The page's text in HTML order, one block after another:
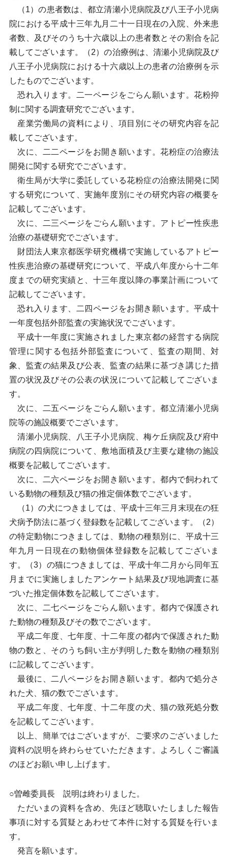
（1）の患者数は、都立清瀬小児病院及び八王子小児病
院における平成十三年九月二十一日現在の入院、外来患
者数、及びそのうち十六歳以上の患者数とその割合を記
載してございます。（2）の治療例は、清瀬小児病院及び
八王子小児病院における十六歳以上の患者の治療例を示
したものでございます。
恐れ入ります。二一ページをごらん願います。花粉抑
制に関する調査研究でございます。
産業労働局の資料により、項目別にその研究内容を記
載してございます。
次に、二二ページをお開き願います。花粉症の治療法
開発に関する研究でございます。
衛生局が大学に委託している花粉症の治療法開発に関
する研究について、実施年度別にその研究内容の概要を
記載してございます。
次に、二三ページをごらん願います。アトピー性疾患
治療の基礎研究でございます。
財団法人東京都医学研究機構で実施しているアトピー
性疾患治療の基礎研究について、平成八年度から十二年
度までの研究実績と、十三年度以降の事業計画について
記載してございます。
恐れ入ります、二四ページをお開き願います。平成十
一年度包括外部監査の実施状況でございます。
平成十一年度に実施されました東京都の経営する病院
管理に関する包括外部監査について、監査の期間、対
象、監査の結果及び公表、監査の結果に基づき講じた措
置の状況及びその公表の状況について記載してございま
す。
次に、二五ページをごらん願います。都立清瀬小児病
院等の施設概要でございます。
清瀬小児病院、八王子小児病院、梅ケ丘病院及び府中
病院の四病院について、敷地面積及び主要な建物の施設
概要を記載してございます。
次に、二六ページをお開き願います。都内で飼われて
いる動物の種類及び猫の推定個体数でございます。
（1）の犬につきましては、平成十三年三月末現在の狂
犬病予防法に基づく登録数を記載してございます。（2）
の特定動物につきましては、動物の種類別に、平成十三
年九月一日現在の動物個体登録数を記載してございま
す。（3）の猫につきましては、平成十年二月から同年五
月までに実施しましたアンケート結果及び現地調査に基
づいた推定個体数を記載してございます。
次に、二七ページをごらん願います。都内で保護され
た動物の種類及びその数でございます。
平成二年度、七年度、十二年度の都内で保護された動
物の数と、そのうち飼い主が判明した数を動物の種類別
に記載してございます。
最後に、二八ページをお開き願います。都内で処分さ
れた犬、猫の数でございます。
平成二年度、七年度、十二年度の犬、猫の致死処分数
を記載してございます。
以上、簡単ではございますが、ご要求のございました
資料の説明を終わらせていただきます。よろしくご審議
のほどお願い申し上げます。
○曽雌委員長 説明は終わりました。
ただいまの資料を含め、先ほど聴取いたしました報告
事項に対する質疑とあわせて本件に対する質疑を行いま
す。
発言を願います。